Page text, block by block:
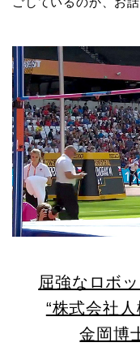
屈強なロボ
“株式会社
金岡博